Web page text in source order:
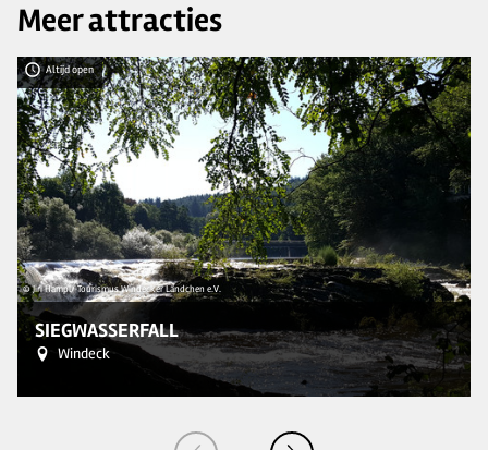
Meer attracties
Altijd open
© Jiri Hampl/ Tourismus Windecker Ländchen e.V.
SIEGWASSERFALL
Windeck